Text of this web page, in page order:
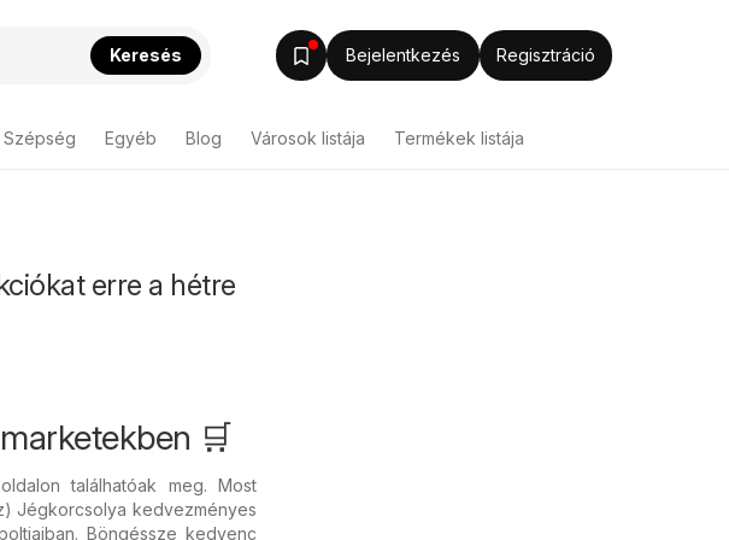
Keresés Bejelentkezés Regisztráció
Egyéb Blog Városok listája Termékek listája
erre a hétre
🛒
oldalon találhatóak meg. Most
Jégkorcsolya kedvezményes
Böngéssze kedvenc